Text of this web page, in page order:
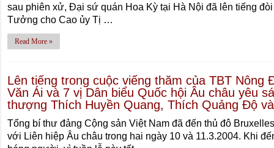
sau phiên xử, Ðại sứ quán Hoa Kỳ tại Hà Nội đã lên tiếng
Tưởng cho Cao ủy Tị …
Read More »
Lên tiếng trong cuộc viếng thăm của TBT Nông
Văn Ái và 7 vị Dân biểu Quốc hội Âu châu yêu
thượng Thích Huyền Quang, Thích Quảng Ðộ
Tổng bí thư đảng Cộng sản Việt Nam đã đến thủ đô
với Liên hiệp Âu châu trong hai ngày 10 và 11.3.2004. Khi